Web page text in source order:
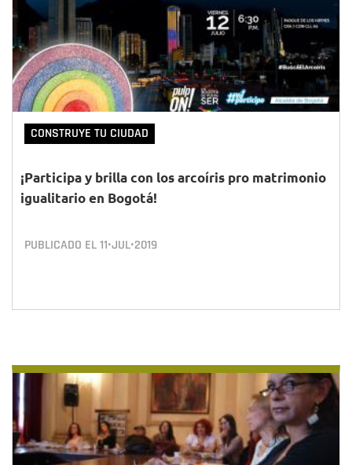
CONSTRUYE TU CIUDAD
¡Participa y brilla con los arcoíris pro matrimonio
igualitario en Bogotá!
PUBLICADO EL11•JUL•2019